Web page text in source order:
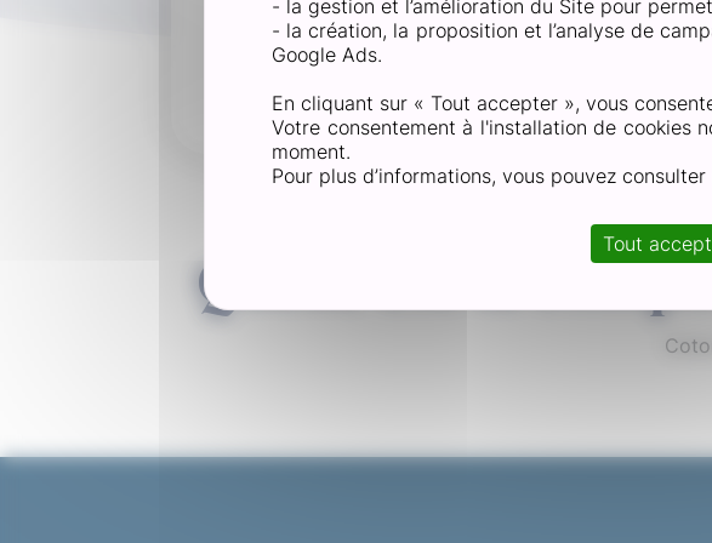
Après un traumatisme ou une blessure,
reste fragile. Il est nécessaire de lui
Quelle est la
- la gestion et l’amélioration du Site pour
- la création, la proposition et l’analyse de
Google Ads.
En cliquant sur « Tout accepter », vous
Votre consentement à l'installation de cookies
moment.
Pour plus d’informations, vous pouvez
Tout